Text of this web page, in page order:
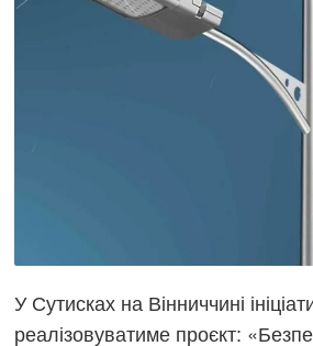
У Сутисках на Вінниччині
реалізовуватиме проєкт: